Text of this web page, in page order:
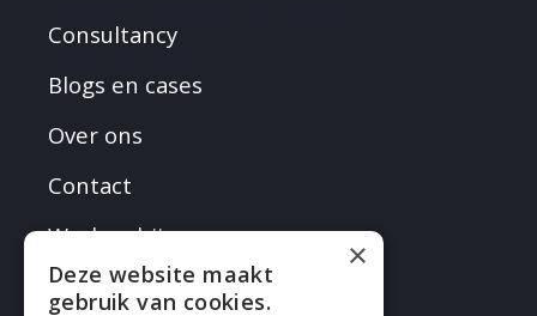
Consultancy
Blogs en cases
Over ons
Contact
Werken bij
×
Deze website maakt
gebruik van cookies.